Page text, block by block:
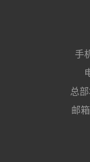
手
总
邮